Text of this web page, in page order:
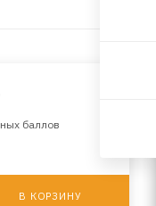
баллов
В КОРЗИНУ